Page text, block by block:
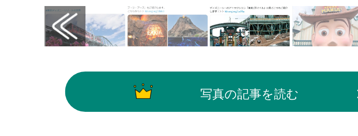
写真の記事を読む